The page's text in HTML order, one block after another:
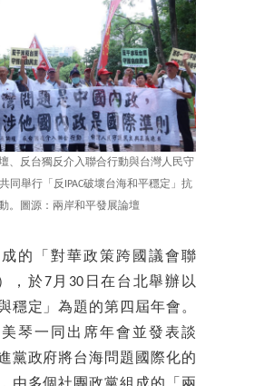
、反台獨反介入聯合行動與台灣人民守
同舉行「反IPAC破壞台海和平穩定」抗
。圖源：兩岸和平發展論壇
的「對華政策跨國議會聯
，於7月30日在台北舉辦以
穩定」為題的第四屆年會。
琴一同出席年會並發表談
黨政府將台海問題國際化的